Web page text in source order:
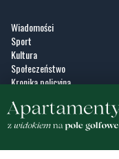
Wiadomości
Sport
Kultura
Społeczeństwo
Kronika policyjna
Zobacz
Fotogalerie